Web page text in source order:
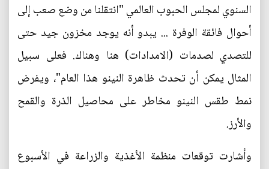
السنوي لمجلس الحبوب العالمي "انتقلنا من وضع صعب إلى
أحوال فائقة الوفرة ... يبدو أنه يوجد مخزون جيد حتى
للتصدي لصدمات (الامدادات) هنا وهناك. فعلى سبيل
المثال يمكن أن تحدث ظاهرة النينو هذا العام"، ويفرض
نمط طقس النينو مخاطر على محاصيل الذرة والقمح
والأرز.
وأشارت توقعات منظمة الأغذية والزراعة في الأسبوع